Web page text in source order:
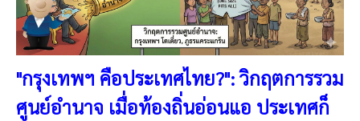
"กรุงเทพฯ คือประเทศไทย?": วิกฤตการรวม
ศูนย์อำนาจ เมื่อท้องถิ่นอ่อนแอ ประเทศก็